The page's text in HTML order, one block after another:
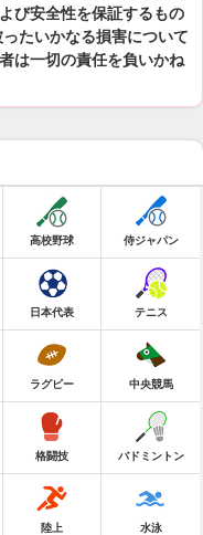
び安全性を保証するもの
たいかなる損害について
は一切の責任を負いかね
高校野球 侍ジャパン
日本代表 テニス
ラグビー 中央競馬
格闘技 バドミントン
陸上 水泳